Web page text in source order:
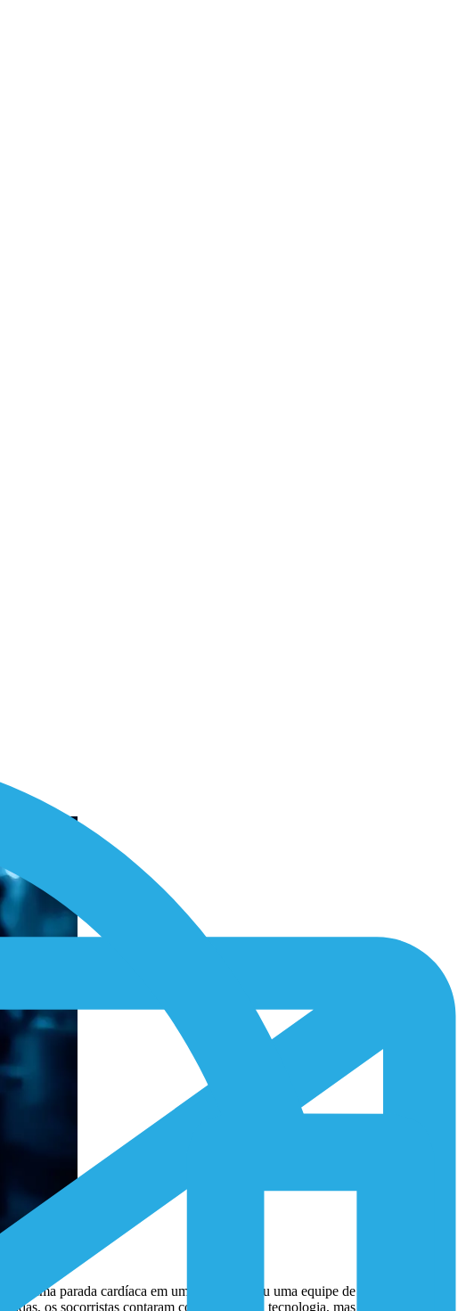
a uma parada cardíaca em um prédio alto ou uma equipe de combate a
os socorristas contaram com o apoio da tecnologia, mas esses sistemas